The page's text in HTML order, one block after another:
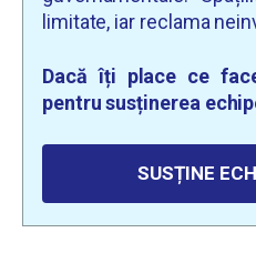
limitate, iar reclama
Dacă îți place ce
pentru susținerea
SUSȚINE